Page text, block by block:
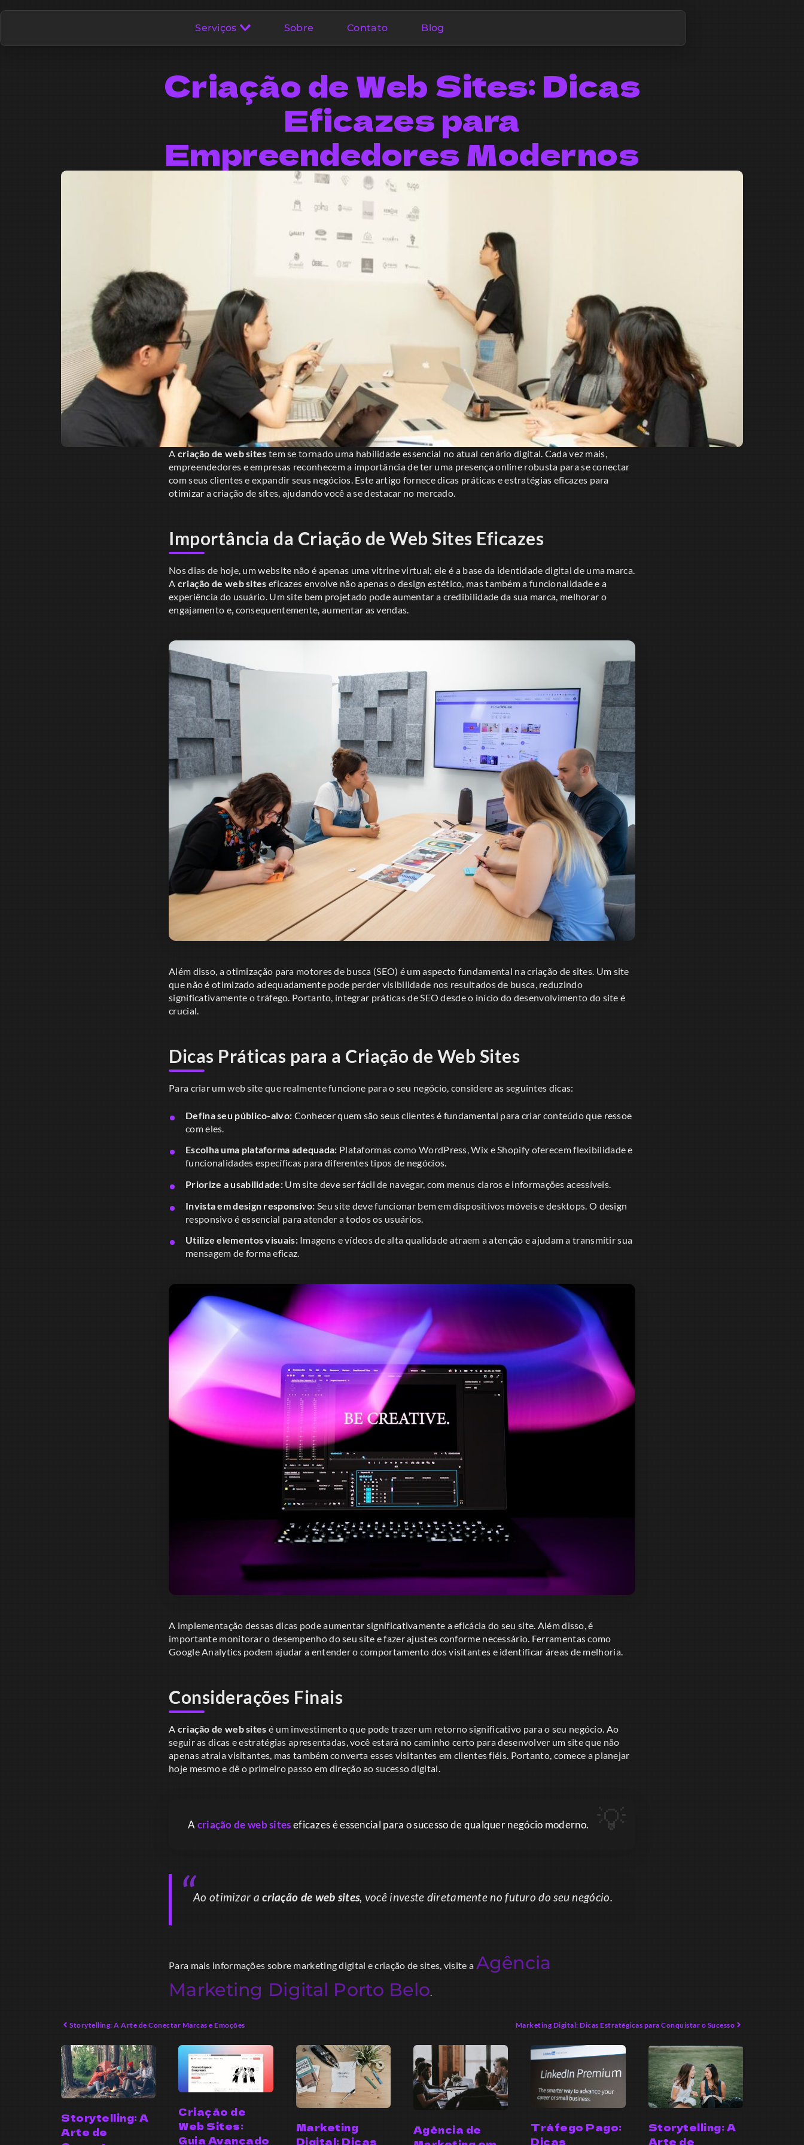
Serviços Sobre Contato Blog
Criação de Web Sites: Dicas
Eficazes para
Empreendedores Modernos
A criação de web sites tem se tornado uma habilidade essencial no atual cenário digital. Cada vez mais,
empreendedores e empresas reconhecem a importância de ter uma presença online robusta para se conectar
com seus clientes e expandir seus negócios. Este artigo fornece dicas práticas e estratégias eficazes para
otimizar a criação de sites, ajudando você a se destacar no mercado.
Importância da Criação de Web Sites Eficazes
Nos dias de hoje, um website não é apenas uma vitrine virtual; ele é a base da identidade digital de uma marca.
A criação de web sites eficazes envolve não apenas o design estético, mas também a funcionalidade e a
experiência do usuário. Um site bem projetado pode aumentar a credibilidade da sua marca, melhorar o
engajamento e, consequentemente, aumentar as vendas.
Além disso, a otimização para motores de busca (SEO) é um aspecto fundamental na criação de sites. Um site
que não é otimizado adequadamente pode perder visibilidade nos resultados de busca, reduzindo
significativamente o tráfego. Portanto, integrar práticas de SEO desde o início do desenvolvimento do site é
crucial.
Dicas Práticas para a Criação de Web Sites
Para criar um web site que realmente funcione para o seu negócio, considere as seguintes dicas:
Defina seu público-alvo: Conhecer quem são seus clientes é fundamental para criar conteúdo que ressoe
com eles.
Escolha uma plataforma adequada: Plataformas como WordPress, Wix e Shopify oferecem flexibilidade e
funcionalidades específicas para diferentes tipos de negócios.
Priorize a usabilidade:Um site deve ser fácil de navegar, com menus claros e informações acessíveis.
Invista em design responsivo: Seu site deve funcionar bem em dispositivos móveis e desktops. O design
responsivo é essencial para atender a todos os usuários.
Utilize elementos visuais:Imagens e vídeos de alta qualidade atraem a atenção e ajudam a transmitir sua
mensagem de forma eficaz.
A implementação dessas dicas pode aumentar significativamente a eficácia do seu site. Além disso, é
importante monitorar o desempenho do seu site e fazer ajustes conforme necessário. Ferramentas como
Google Analytics podem ajudar a entender o comportamento dos visitantes e identificar áreas de melhoria.
Considerações Finais
A criação de web sites é um investimento que pode trazer um retorno significativo para o seu negócio. Ao
seguir as dicas e estratégias apresentadas, você estará no caminho certo para desenvolver um site que não
apenas atraia visitantes, mas também converta esses visitantes em clientes fiéis. Portanto, comece a planejar
hoje mesmo e dê o primeiro passo em direção ao sucesso digital.
A criação de web siteseficazes é essencial para o sucesso de qualquer negócio moderno.
Ao otimizar acriação de web sites, você investe diretamente no futuro do seu negócio.
Para mais informações sobre marketing digital e criação de sites, visite a Agência
Marketing Digital Porto Belo.
Storytelling: A Arte de Conectar Marcas e Emoções Marketing Digital: Dicas Estratégicas para Conquistar o Sucesso
Storytelling: A
Arte de
Criação de
Web Sites:
Guia Avançado
Marketing
Digital: Dicas
Agência de
Tráfego Pago:
Dicas
Storytelling: A
Arte de